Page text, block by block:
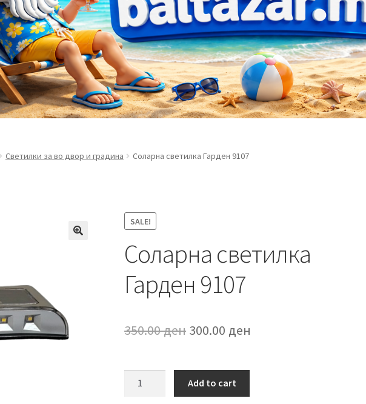
Светилки за во двор и градина Соларна светилка Гарден 9107
SALE!
Соларна светилка
Гарден 9107
350.00ден Original
was:
350.00 ден.
300.00 ден
Add to cart